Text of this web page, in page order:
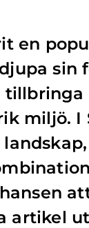
en
sin
miljö. I
artikel